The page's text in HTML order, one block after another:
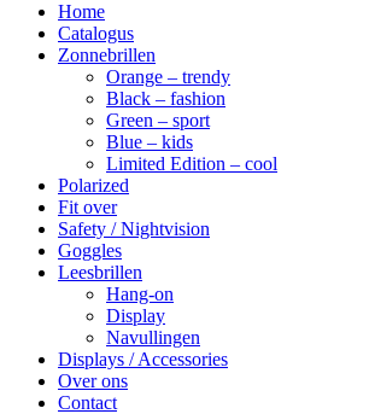
Home
Catalogus
Zonnebrillen
Orange – trendy
Black – fashion
Green – sport
Blue – kids
Limited Edition – cool
Polarized
Fit over
Safety / Nightvision
Goggles
Leesbrillen
Hang-on
Display
Navullingen
Displays / Accessories
Over ons
Contact